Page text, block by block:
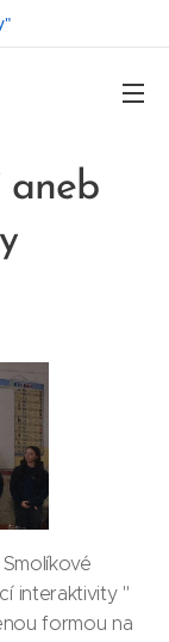
aneb
interaktivity "
formou na